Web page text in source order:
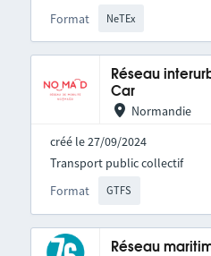
Format NeTEx
Réseau
Car
Normandie
créé le 27/09/2024
Format GTFS
Transport public collectif
Réseau